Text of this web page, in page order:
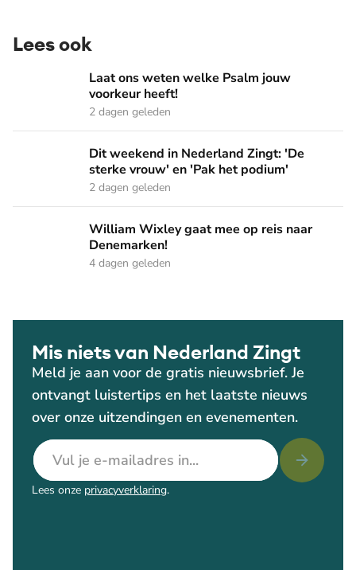
Lees ook
Laat ons weten welke Psalm jouw voorkeur heeft!
Laat ons weten welke Psalm jouw
voorkeur heeft!
2 dagen geleden
Dit weekend in Nederland Zingt: 'De sterke vrouw' en 'Pak
Dit weekend in Nederland Zingt: 'De
sterke vrouw' en 'Pak het podium'
2 dagen geleden
William Wixley gaat mee op reis naar Denemarken!
William Wixley gaat mee op reis naar
Denemarken!
4 dagen geleden
Mis niets van Nederland Zingt
Meld je aan voor de gratis nieuwsbrief. Je
ontvangt luistertips en het laatste nieuws
over onze uitzendingen en evenementen.
E-mailadres
Lees onze privacyverklaring.